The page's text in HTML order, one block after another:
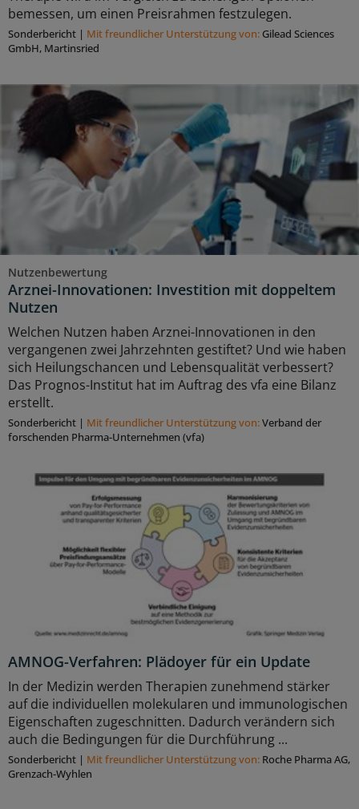
bemessen, um einen Preisrahmen festzulegen.
Sonderbericht | Mit freundlicher Unterstützung von: Gilead Sciences
GmbH, Martinsried
Nutzenbewertung
Arznei-Innovationen: Investition mit doppeltem
Nutzen
Welchen Nutzen haben Arznei-Innovationen in den
vergangenen zwei Jahrzehnten gestiftet? Und wie haben
sich Heilungschancen und Lebensqualität verbessert?
Das Prognos-Institut hat im Auftrag des vfa eine Bilanz
erstellt.
Sonderbericht | Mit freundlicher Unterstützung von:Verband der
forschenden Pharma-Unternehmen (vfa)
AMNOG-Verfahren: Plädoyer für ein Update
In der Medizin werden Therapien zunehmend stärker
auf die individuellen molekularen und immunologischen
Eigenschaften zugeschnitten. Dadurch verändern sich
auch die Bedingungen für die Durchführung ...
Sonderbericht | Mit freundlicher Unterstützung von: Roche Pharma AG,
Grenzach-Wyhlen